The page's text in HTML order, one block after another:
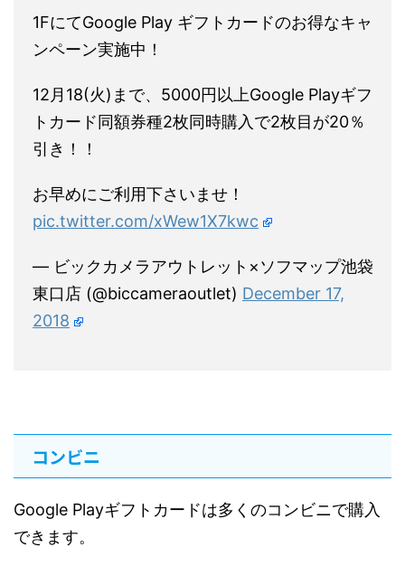
1FにてGoogle Play ギフトカードのお得なキャ
ンペーン実施中！
12月18(火)まで、5000円以上Google Playギフ
トカード同額券種2枚同時購入で2枚目が20％
引き！！
お早めにご利用下さいませ！
pic.twitter.com/xWew1X7kwc
— ビックカメラアウトレット×ソフマップ池袋
東口店 (@biccameraoutlet) December 17,
2018
コンビニ
Google Playギフトカードは多くのコンビニで購入
できます。